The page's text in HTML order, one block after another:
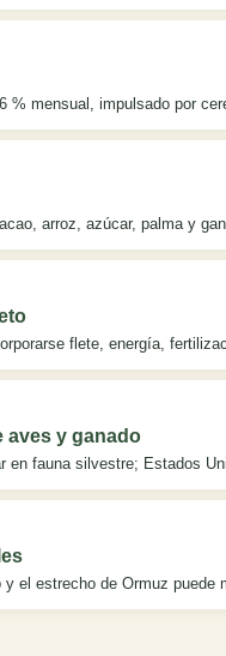
% mensual, impulsado por
arroz, azúcar, palma y
flete, energía,
aves y ganado
en fauna silvestre; Estados
y el estrecho de Ormuz